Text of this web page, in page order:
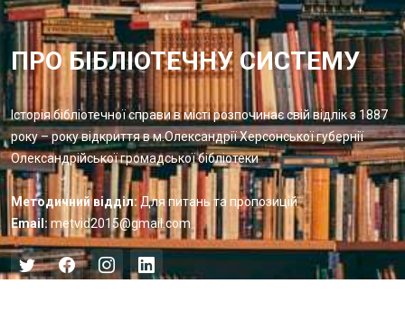
ПРО БІБЛІОТЕЧНУ СИСТЕМУ
Історія бібліотечної справи в місті розпочинає свій відлік з 1887
року – року відкриття в м.Олександрії Херсонської губернії
Олександрійської громадської бібліотеки
Методичний відділ: Для питань та пропозицій
Email: metvid2015@gmail.com